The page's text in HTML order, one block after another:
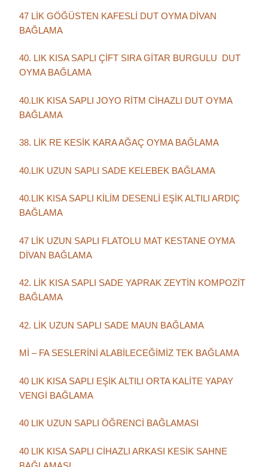
47 LİK GÖĞÜSTEN KAFESLİ DUT OYMA DİVAN
BAĞLAMA
40. LIK KISA SAPLI ÇİFT SIRA GİTAR BURGULU DUT
OYMA BAĞLAMA
40.LIK KISA SAPLI JOYO RİTM CİHAZLI DUT OYMA
BAĞLAMA
38. LİK RE KESİK KARA AĞAÇ OYMA BAĞLAMA
40.LIK UZUN SAPLI SADE KELEBEK BAĞLAMA
40.LIK KISA SAPLI KİLİM DESENLİ EŞİK ALTILI ARDIÇ
BAĞLAMA
47 LİK UZUN SAPLI FLATOLU MAT KESTANE OYMA
DİVAN BAĞLAMA
42. LİK KISA SAPLI SADE YAPRAK ZEYTİN KOMPOZİT
BAĞLAMA
42. LİK UZUN SAPLI SADE MAUN BAĞLAMA
Mİ – FA SESLERİNİ ALABİLECEĞİMİZ TEK BAĞLAMA
40 LIK KISA SAPLI EŞİK ALTILI ORTA KALİTE YAPAY
VENGİ BAĞLAMA
40 LIK UZUN SAPLI ÖĞRENCİ BAĞLAMASI
40 LIK KISA SAPLI CİHAZLI ARKASI KESİK SAHNE